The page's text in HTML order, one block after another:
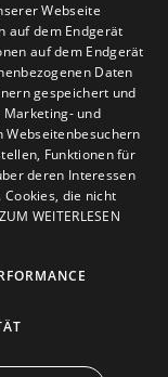
Webseite
auf dem Endgerät
auf dem Endgerät
Daten
gespeichert und
Marketing- und
Funktionen für
deren Interessen
die nicht
WEITERLESEN